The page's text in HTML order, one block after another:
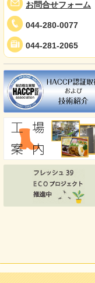
お問合せフォーム
044-280-0077
044-281-2065